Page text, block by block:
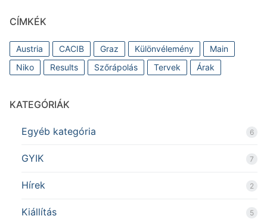
CÍMKÉK
Austria CACIB Graz Különvélemény
Main
Niko
Results Szőrápolás Tervek Árak
KATEGÓRIÁK
Egyéb kategória 6
GYIK 7
Hírek 2
Kiállítás 5